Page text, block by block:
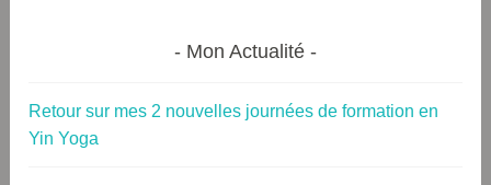
Mon Actualité
Retour sur mes 2 nouvelles journées de formation en
Yin Yoga